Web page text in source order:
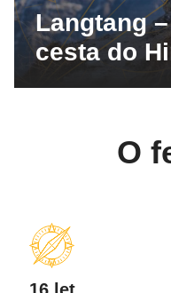
Langtang
cesta do
O